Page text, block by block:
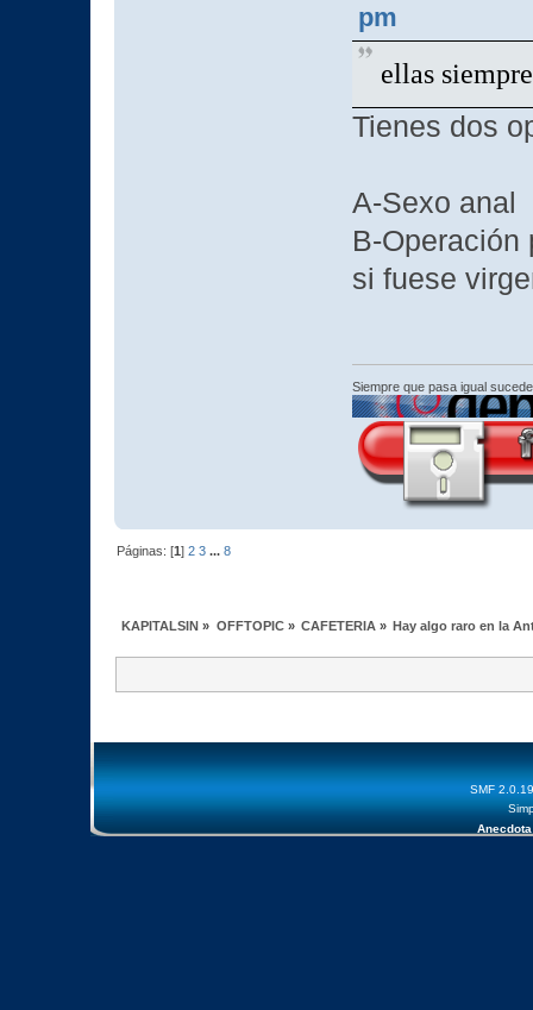
pm
ellas
Tienes dos
A-Sexo anal
B-Operación
si fuese
Siempre que pasa igual
Páginas: [1]2 3 ...8
KAPITALSIN » OFFTOPIC» CAFETERIA» Hay algo raro en la
SMF 2.0.19
Anecdota